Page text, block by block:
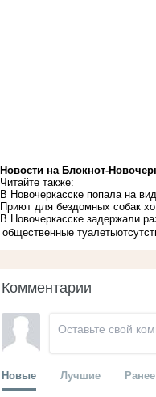
Новости на Блoкнoт-
Читайте также:
В Новочеркасске попала на
Приют для бездомных собак
В Новочеркасске задержали
общественные туалеты
Комментарии
Новые Лучшие Ранее